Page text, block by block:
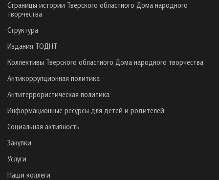
Страницы истории Тверского областного Дома народного
творчества
Структура
Издания ТОДНТ
Коллективы Тверского областного Дома народного творчества
Антикоррупционная политика
Антитеррористическая политика
Информационные ресурсы для детей и родителей
Социальная активность
Закупки
Услуги
Наши коллеги